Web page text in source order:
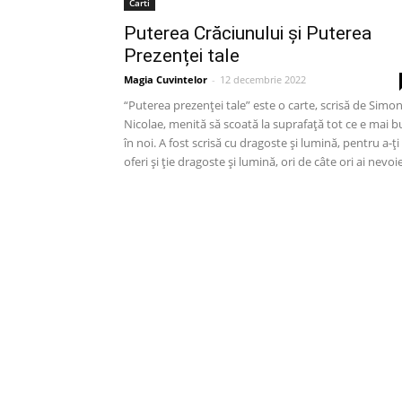
Carti
Puterea Crăciunului și Puterea
Prezenței tale
Magia Cuvintelor - 12 decembrie 2022
“Puterea prezenței tale” este o carte, scrisă de
Nicolae, menită să scoată la suprafaţă tot ce e mai
în noi. A fost scrisă cu dragoste şi lumină, pentru a-ţi
oferi şi ţie dragoste şi lumină, ori de câte ori ai